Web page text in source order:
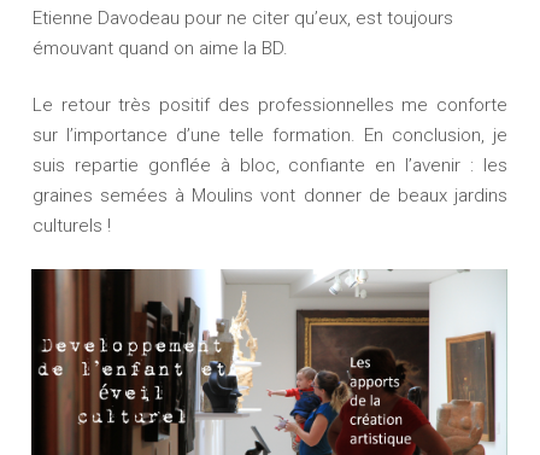
Etienne Davodeau pour ne citer qu’eux, est toujours
émouvant quand on aime la BD.
Le retour très positif des professionnelles me conforte
sur l’importance d’une telle formation. En conclusion, je
suis repartie gonflée à bloc, confiante en l’avenir : les
graines semées à Moulins vont donner de beaux jardins
culturels !